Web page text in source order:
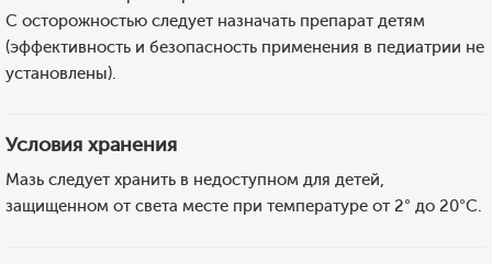
С осторожностью следует назначать препарат детям
(эффективность и безопасность применения в педиатрии не
установлены).
Условия хранения
Мазь следует хранить в недоступном для детей,
защищенном от света месте при температуре от 2° до 20°С.